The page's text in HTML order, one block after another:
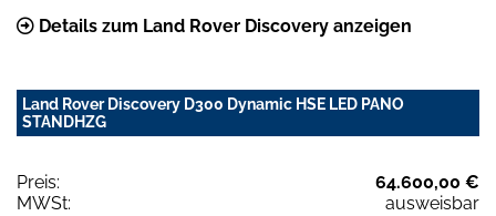
Details zum Land Rover Discovery anzeigen
Land Rover Discovery D300 Dynamic HSE LED PANO
STANDHZG
Preis:
64.600,00 €
MWSt:
ausweisbar